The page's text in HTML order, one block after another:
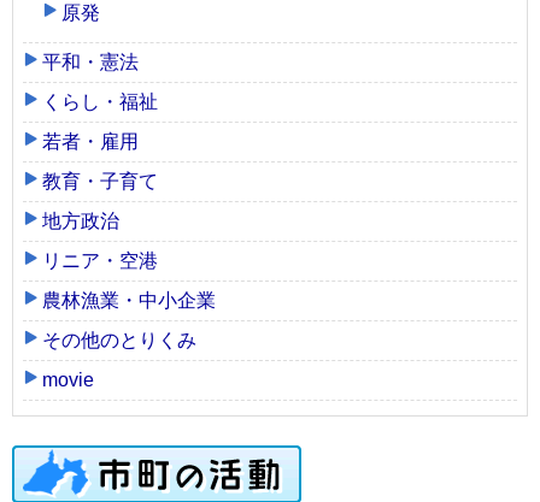
原発
平和・憲法
くらし・福祉
若者・雇用
教育・子育て
地方政治
リニア・空港
農林漁業・中小企業
その他のとりくみ
movie